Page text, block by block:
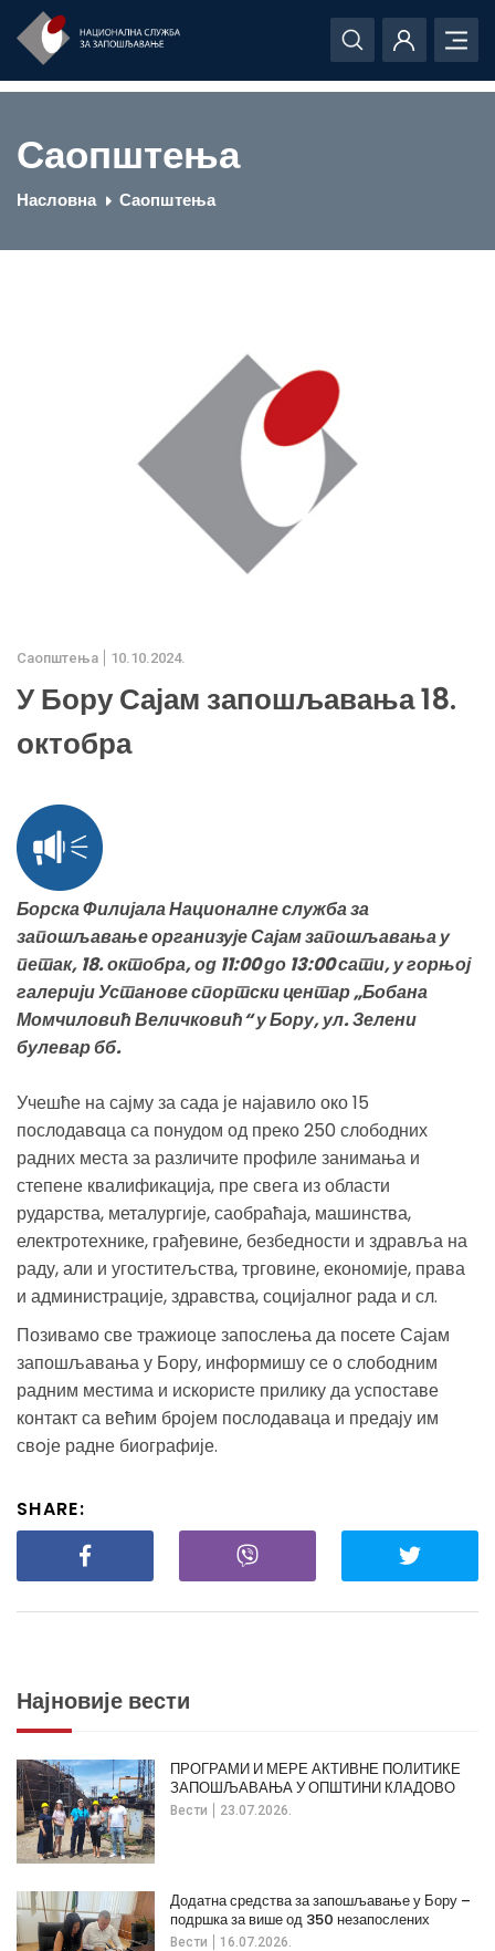
Саопштења
Насловна Саопштења
Саопштења 10.10.2024.
У Бору Сајам запошљавања 18.
октобра
Борска Филијала Националне служба за
запошљавање организује Сајам запошљавања у
петак, 18. октобра, од 11:00 до 13:00 сати, у горњој
галерији Установе спортски центар „Бобана
Момчиловић Величковић“ у Бору, ул. Зелени
булевар бб.
Учешће на сајму за сада је најавило око 15
послодавaца са понудом од преко 250 слободних
радних места за различите профиле занимања и
степене квалификација, пре свега из области
рударства, металургије, саобраћаја, машинства,
електротехнике, грађевине, безбедности и здравља на
раду, али и угоститељства, трговине, економије, права
и администрације, здравства, социјалног рада и сл.
Позивамо све тражиоце запослења да посете Сајам
запошљавања у Бору, информишу се о слободним
радним местима и искористе прилику да успоставе
контакт са већим бројем послодаваца и предају им
свoје радне биографије.
SHARE:
Најновије вести
Вести 23.07.2026.
ПРОГРАМИ И МЕРЕ АКТИВНЕ ПОЛИТИКЕ
ЗАПОШЉАВАЊА У ОПШТИНИ КЛАДОВО
Вести 16.07.2026.
Додатна средства за запошљавање у Бору –
подршка за више од 350 незапослених